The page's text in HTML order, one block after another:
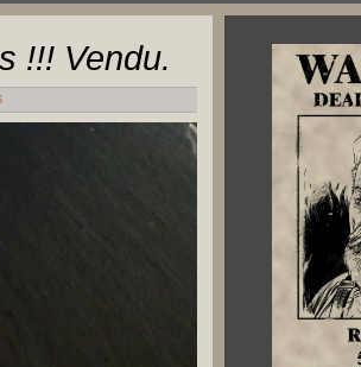
!!! Vendu.